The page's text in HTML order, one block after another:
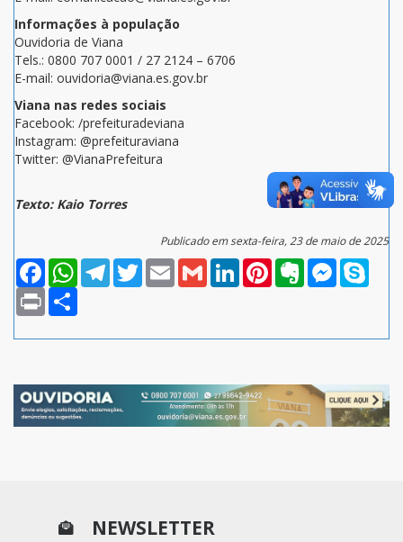
Informações à população
Ouvidoria de Viana
Tels.: 0800 707 0001 / 27 2124 – 6706
E-mail: ouvidoria@viana.es.gov.br
Viana nas redes sociais
Facebook: /prefeituradeviana
Instagram: @prefeituraviana
Twitter: @VianaPrefeitura
Texto: Kaio Torres
Publicado em sexta-feira, 23 de maio de 2025
FacebookWhatsAppTelegramTwitterEmail Gmail LinkedInPinterestEvernoteMessenger
Print
NEWSLETTER